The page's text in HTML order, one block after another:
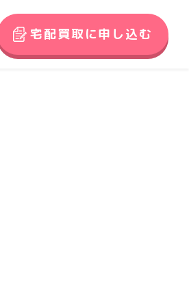
宅配買取に申し込む